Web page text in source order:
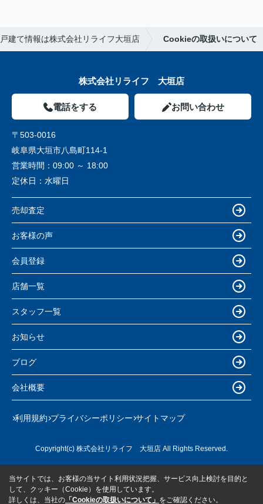
建て情報は株式会社リライフ大垣店 Cookieの取扱いについて
株式会社リライフ 大垣店
電話をする お問い合わせ
〒503-0016
岐阜県大垣市八島町114-1
営業時間： 09:00 ～ 18:00
定休日： 水曜日
売却査定
お客様の声
会員登録
店舗一覧
スタッフ一覧
お知らせ
ブログ
会社概要
利用規約 プライバシーポリシー サイトマップ
Copyright(c) 株式会社リライフ 大垣店 All Rights Reserved.
当サイトでは、お客様の当サイト利用状況把握、サービス向上検討を目的と
して、クッキー（Cookie）を使用しています。
詳しくは、当社の 「Cookieの取扱いについて」 をご確認ください。